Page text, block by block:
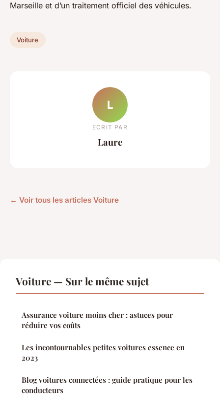
Marseille et d’un traitement officiel des véhicules.
Voiture
L
ECRIT PAR
Laure
← Voir tous les articles Voiture
Voiture — Sur le même sujet
Assurance voiture moins cher : astuces pour
réduire vos coûts
Les incontournables petites voitures essence en
2023
Blog voitures connectées : guide pratique pour les
conducteurs